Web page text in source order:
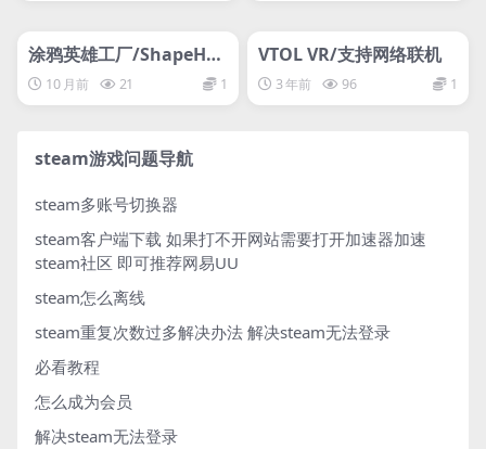
网盘下载游戏
涂鸦英雄工厂/ShapeHer
o Factory
10 月前 21 1
网盘下载游戏
VTOL VR/支持网络联机
3 年前 96 1
steam游戏问题导航
steam多账号切换器
steam客户端下载 如果打不开网站需要打开加速器加速
steam社区 即可推荐网易UU
steam怎么离线
steam重复次数过多解决办法 解决steam无法登录
必看教程
怎么成为会员
解决steam无法登录